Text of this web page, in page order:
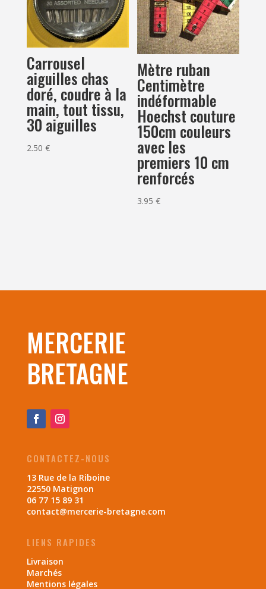
Carrousel
aiguilles chas
doré, coudre à la
main, tout tissu,
30 aiguilles
2.50 €
Mètre ruban
Centimètre
indéformable
Hoechst couture
150cm couleurs
avec les
premiers 10 cm
renforcés
3.95€
MERCERIE
BRETAGNE
CONTACTEZ-NOUS
13 Rue de la Riboine
22550 Matignon
06 77 15 89 31
contact@mercerie-bretagne.com
LIENS RAPIDES
Livraison
Marchés
Mentions légales